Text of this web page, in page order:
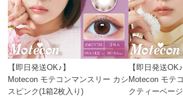
【即日発送OK♪】
Motecon モテコンマンスリー カシ
スピンク(1箱2枚入り)
【即日発送OK♪
Motecon モテ
クティーベー